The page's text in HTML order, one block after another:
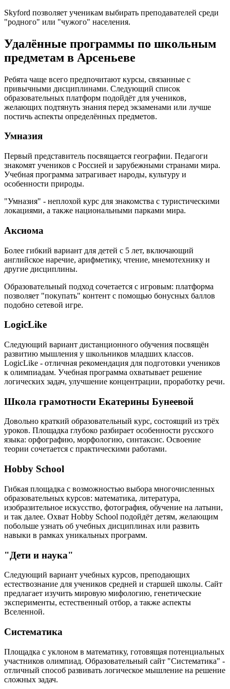
Skyford позволяет ученикам выбирать преподавателей среди
"родного" или "чужого" населения.
Удалённые программы по школьным
предметам в Арсеньеве
Ребята чаще всего предпочитают курсы, связанные с
привычными дисциплинами. Следующий список
образовательных платформ подойдёт для учеников,
желающих подтянуть знания перед экзаменами или лучше
постичь аспекты определённых предметов.
Умназия
Первый представитель посвящается географии. Педагоги
знакомят учеников с Россией и зарубежными странами мира.
Учебная программа затрагивает народы, культуру и
особенности природы.
"Умназия" - неплохой курс для знакомства с туристическими
локациями, а также национальными парками мира.
Аксиома
Более гибкий вариант для детей с 5 лет, включающий
английское наречие, арифметику, чтение, мнемотехнику и
другие дисциплины.
Образовательный подход сочетается с игровым: платформа
позволяет "покупать" контент с помощью бонусных баллов
подобно сетевой игре.
LogicLike
Следующий вариант дистанционного обучения посвящён
развитию мышления у школьников младших классов.
LogicLike - отличная рекомендация для подготовки учеников
к олимпиадам. Учебная программа охватывает решение
логических задач, улучшение концентрации, проработку речи.
Школа грамотности Екатерины Бунеевой
Довольно краткий образовательный курс, состоящий из трёх
уроков. Площадка глубоко разбирает особенности русского
языка: орфографию, морфологию, синтаксис. Освоение
теории сочетается с практическими работами.
Hobby School
Гибкая площадка с возможностью выбора многочисленных
образовательных курсов: математика, литература,
изобразительное искусство, фотография, обучение на латыни,
и так далее. Охват Hobby School подойдёт детям, желающим
побольше узнать об учебных дисциплинах или развить
навыки в рамках уникальных программ.
"Дети и наука"
Следующий вариант учебных курсов, преподающих
естествознание для учеников средней и старшей школы. Сайт
предлагает изучить мировую мифологию, генетические
эксперименты, естественный отбор, а также аспекты
Вселенной.
Систематика
Площадка с уклоном в математику, готовящая потенциальных
участников олимпиад. Образовательный сайт "Систематика" -
отличный способ развивать логическое мышление на решение
сложных задач.